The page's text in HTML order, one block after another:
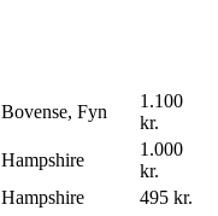
Bovense, Fyn
1.100
kr.
Hampshire
1.000
kr.
Hampshire
495 kr.